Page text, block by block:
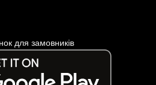
для замовників